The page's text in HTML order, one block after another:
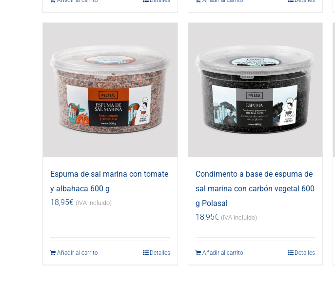
Espuma de sal marina con tomate
y albahaca 600 g
18,95€ (IVA incluido)
Añadir al carrito Detalles
Condimento a base de espuma de
sal marina con carbón vegetal 600
g Polasal
18,95€ (IVA incluido)
Añadir al carrito Detalles